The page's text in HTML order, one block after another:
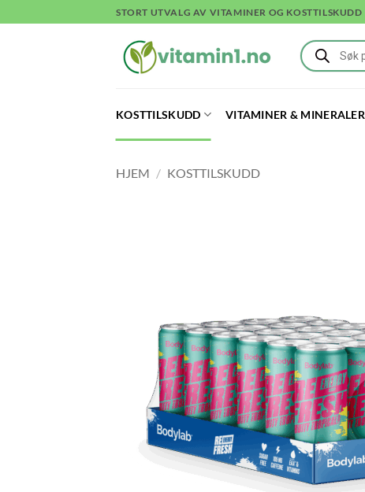
to
STORT UTVALG AV VITAMINER OG KOSTTILSKUDD
Products
search
KOSTTILSKUDD VITAMINER & MINERALER
HJEM / KOSTTILSKUDD